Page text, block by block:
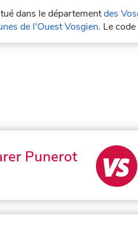
dans le départementdes
de l'Ouest Vosgien. Le
Punerot